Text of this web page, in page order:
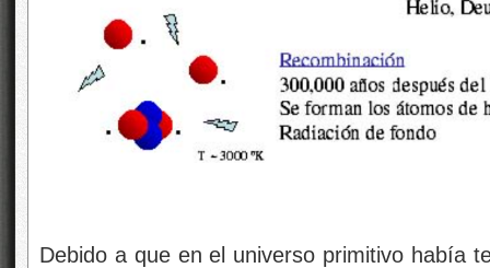
Debido a que en el universo primitivo había